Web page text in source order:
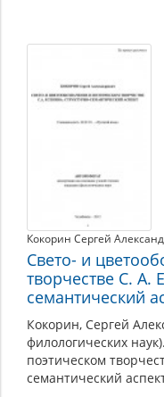
Кокорин Сергей
Свето- и
творчестве С. А.
семантический
Кокорин, Сергей
филологических
поэтическом
семантический